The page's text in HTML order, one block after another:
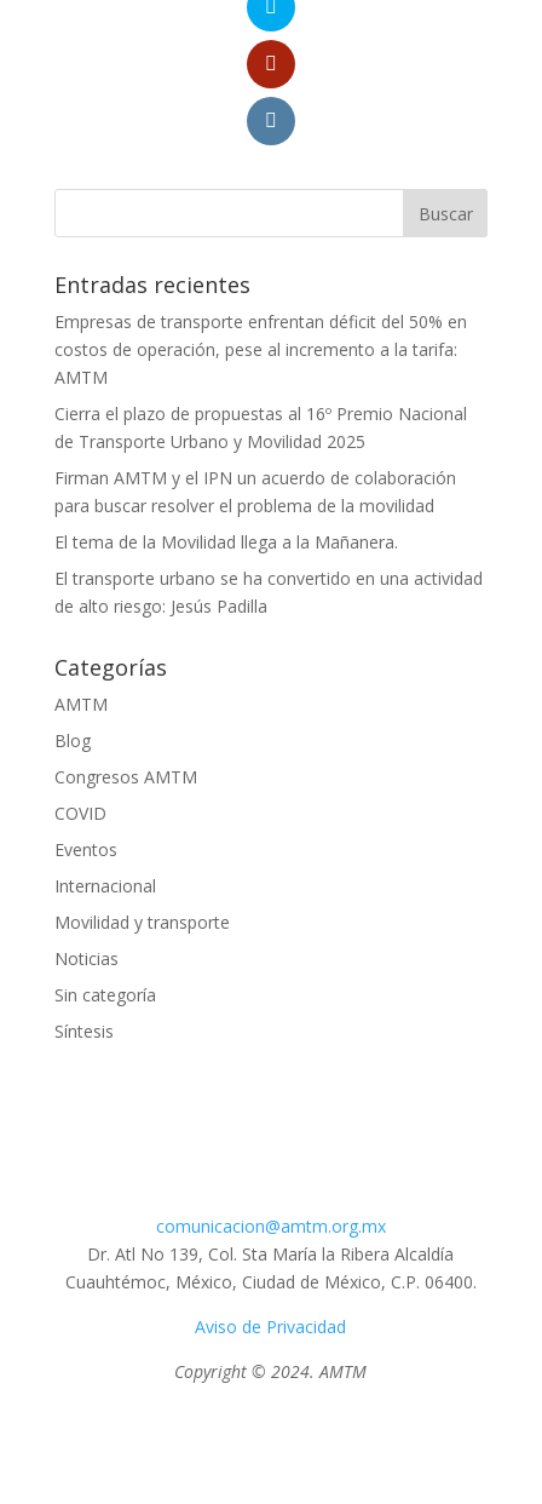
Entradas recientes
Empresas de transporte enfrentan déficit del 50% en
costos de operación, pese al incremento a la tarifa:
AMTM
Cierra el plazo de propuestas al 16º Premio Nacional
de Transporte Urbano y Movilidad 2025
Firman AMTM y el IPN un acuerdo de colaboración
para buscar resolver el problema de la movilidad
El tema de la Movilidad llega a la Mañanera.
El transporte urbano se ha convertido en una actividad
de alto riesgo: Jesús Padilla
Categorías
AMTM
Blog
Congresos AMTM
COVID
Eventos
Internacional
Movilidad y transporte
Noticias
Sin categoría
Síntesis
comunicacion@amtm.org.mx
Dr. Atl No 139, Col. Sta María la Ribera Alcaldía
Cuauhtémoc, México, Ciudad de México, C.P. 06400.
Aviso de Privacidad
Copyright © 2024. AMTM